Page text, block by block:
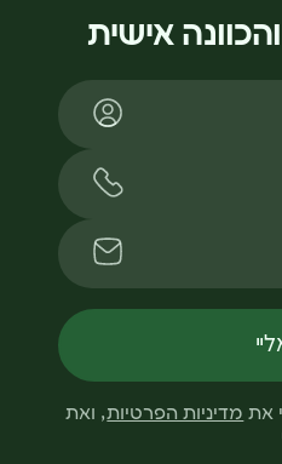
אישית
את מדיניות הפרטיות, ואת